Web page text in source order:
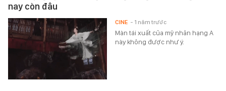
nay còn đâu
Màn tái xuất của mỹ nhân hạng A
này không được như ý.
CINE - 1 năm trước